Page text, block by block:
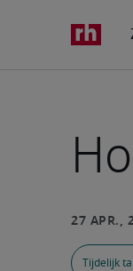
Tijdelijk